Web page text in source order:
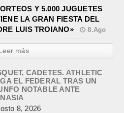
Y 5.000 JUGUETES
LA GRAN FIESTA DEL
LUIS TROIANO»
8.Ago
más
CADETES. ATHLETIC
EL FEDERAL TRAS UN
NOTABLE ANTE
8, 2026